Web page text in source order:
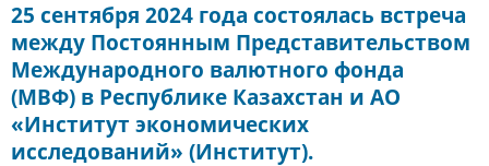
25 сентября 2024 года состоялась встреча
между Постоянным Представительством
Международного валютного фонда
(МВФ) в Республике Казахстан и АО
«Институт экономических
исследований» (Институт).